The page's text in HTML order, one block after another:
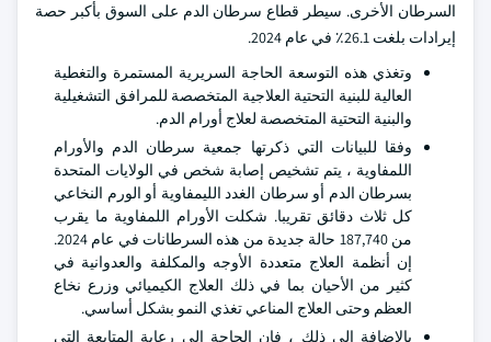
السرطان الأخرى. سيطر قطاع سرطان الدم على السوق بأكبر حصة
إيرادات بلغت 26.1٪ في عام 2024.
وتغذي هذه التوسعة الحاجة السريرية المستمرة والتغطية
العالية للبنية التحتية العلاجية المتخصصة للمرافق التشغيلية
والبنية التحتية المتخصصة لعلاج أورام الدم.
وفقا للبيانات التي ذكرتها جمعية سرطان الدم والأورام
اللمفاوية ، يتم تشخيص إصابة شخص في الولايات المتحدة
بسرطان الدم أو سرطان الغدد الليمفاوية أو الورم النخاعي
كل ثلاث دقائق تقريبا. شكلت الأورام اللمفاوية ما يقرب
من 187,740 حالة جديدة من هذه السرطانات في عام 2024.
إن أنظمة العلاج متعددة الأوجه والمكلفة والعدوانية في
كثير من الأحيان بما في ذلك العلاج الكيميائي وزرع نخاع
العظم وحتى العلاج المناعي تغذي النمو بشكل أساسي.
بالإضافة إلى ذلك ، فإن الحاجة إلى رعاية المتابعة التي